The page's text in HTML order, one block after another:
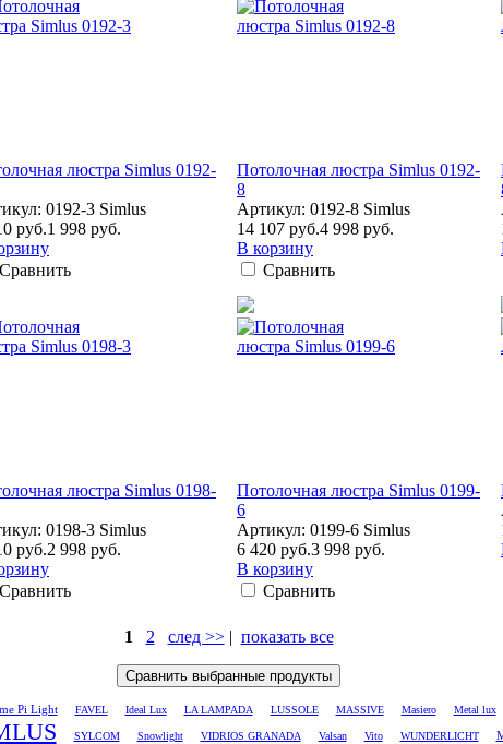
люстра Simlus 0192-
0192-3 Simlus
руб.1 998 руб.
Сравнить
Потолочная люстра Simlus 0192-
8
Артикул: 0192-8 Simlus
14 107 руб.4 998 руб.
В корзину
Сравнить
люстра Simlus 0198-
0198-3 Simlus
руб.2 998 руб.
Сравнить
Потолочная люстра Simlus 0199-
6
Артикул: 0199-6 Simlus
6 420 руб.3 998 руб.
В корзину
Сравнить
1 2 след >>| показать все
Pi Light FAVEL Ideal Lux LA LAMPADA LUSSOLE MASSIVE Masiero Metal lux
SYLCOM Snowlight VIDRIOS GRANADA Valsan Vito WUNDERLICHT